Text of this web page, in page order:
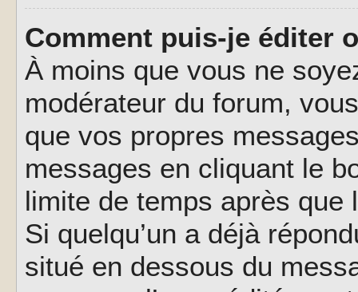
Comment puis-je éditer
À moins que vous ne
modérateur du forum,
que vos propres
messages en cliquant le
limite de temps après
Si quelqu’un a déjà
situé en dessous du